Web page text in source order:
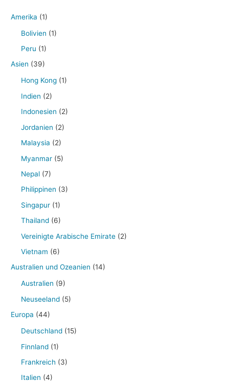
Amerika (1)
Bolivien (1)
Peru (1)
Asien (39)
Hong Kong (1)
Indien (2)
Indonesien (2)
Jordanien (2)
Malaysia (2)
Myanmar (5)
Nepal (7)
Philippinen (3)
Singapur (1)
Thailand (6)
Vereinigte Arabische Emirate (2)
Vietnam (6)
Australien und Ozeanien (14)
Australien (9)
Neuseeland (5)
Europa (44)
Deutschland (15)
Finnland (1)
Frankreich (3)
Italien (4)